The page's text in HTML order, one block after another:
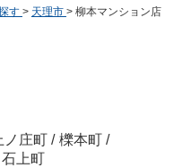
す > 天理市 > 柳本マンション店
ノ庄町 / 櫟本町 /
石上町